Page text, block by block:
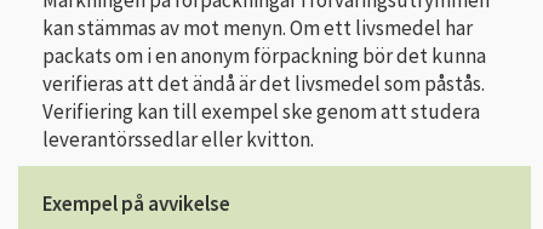
kan stämmas av mot menyn. Om ett livsmedel har
packats om i en anonym förpackning bör det kunna
verifieras att det ändå är det livsmedel som påstås.
Verifiering kan till exempel ske genom att studera
leverantörssedlar eller kvitton.
Exempel på avvikelse